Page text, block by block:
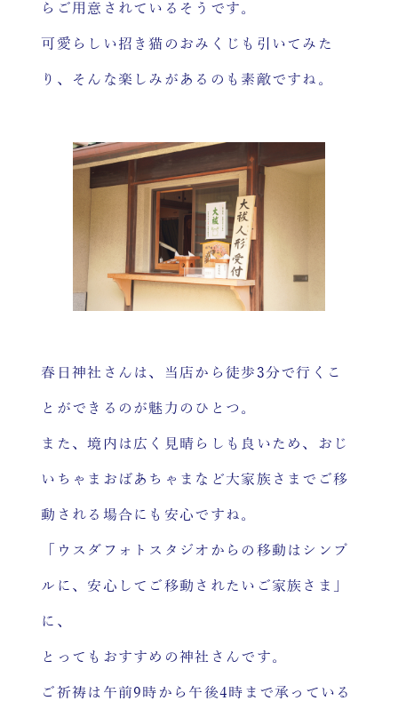
らご用意されているそうです。
可愛らしい招き猫のおみくじも引いてみた
り、そんな楽しみがあるのも素敵ですね。
春日神社さんは、当店から徒歩3分で行くこ
とができるのが魅力のひとつ。
また、境内は広く見晴らしも良いため、おじ
いちゃまおばあちゃまなど大家族さまでご移
動される場合にも安心ですね。
「ウスダフォトスタジオからの移動はシンプ
ルに、安心してご移動されたいご家族さま」
に、
とってもおすすめの神社さんです。
ご祈祷は午前9時から午後4時まで承っている